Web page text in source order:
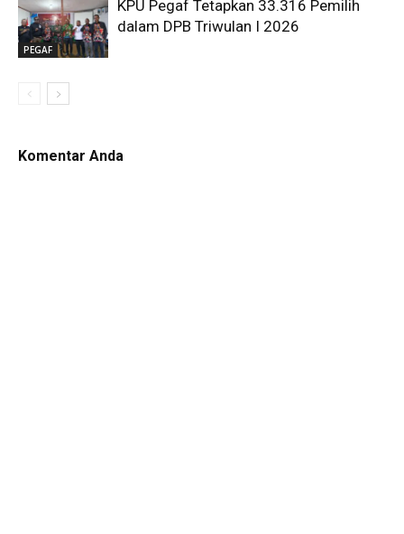
PEGAF
KPU Pegaf Tetapkan 33.316 Pemilih
dalam DPB Triwulan I 2026
Komentar Anda